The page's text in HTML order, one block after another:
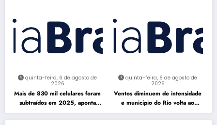
quinta-feira, 6 de agosto de
2026
Mais de 830 mil celulares foram
subtraídos em 2025, aponta
relatório
quinta-feira, 6 de agosto de
2026
Ventos diminuem de intensidade
e município do Rio volta ao
Estágio 1